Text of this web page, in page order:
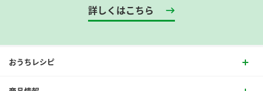
詳しくはこちら
おうちレシピ